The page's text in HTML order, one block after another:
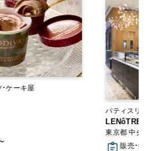
ケーキ屋
パティスリー・ス
LENôTRE＜ル
東京都 中央区
販売・接客